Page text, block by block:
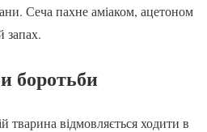
Сеча пахне аміаком, ацетоном
запах.
боротьби
тварина відмовляється ходити в